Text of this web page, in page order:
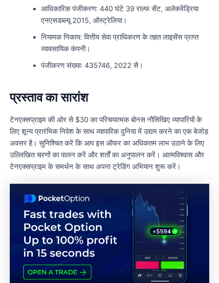
आधिकारिक पंजीकरण: 440 घंटे 39 राल्फ सेंट, अलेक्जेंड्रिया
एनएसडब्ल्यू 2015, ऑस्ट्रेलिया।
नियामक निकाय: वित्तीय सेवा प्राधिकरण के तहत लाइसेंस प्राप्त
व्यावसायिक कंपनी।
पंजीकरण संख्या: 435746, 2022 से।
प्रस्ताव का सारांश
टेनएक्सप्राइम की ओर से $30 का परिचयात्मक बोनस नौसिखिए व्यापारियों के
लिए शून्य प्रारंभिक निवेश के साथ व्यापारिक दुनिया में उद्यम करने का एक बेजोड़
अवसर है। सुनिश्चित करें कि आप इस ऑफर का अधिकतम लाभ उठाने के लिए
उल्लिखित चरणों का पालन करें और शर्तों का अनुपालन करें। आत्मविश्वास और
टेनएक्सप्राइम के समर्थन के साथ अपना ट्रेडिंग अभियान शुरू करें।